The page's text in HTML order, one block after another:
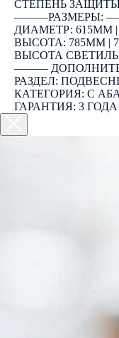
СТЕПЕНЬ
―――РАЗМЕРЫ:
ДИАМЕТР: 615ММ
ВЫСОТА: 785ММ |
ВЫСОТА
―――
РАЗДЕЛ:
КАТЕГОРИЯ: С
ГАРАНТИЯ: 3 ГОДА